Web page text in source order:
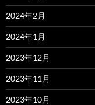
2024年2月
2024年1月
2023年12月
2023年11月
2023年10月